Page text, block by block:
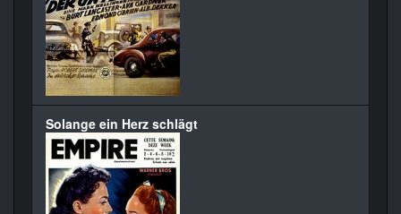
Solange ein Herz schlägt